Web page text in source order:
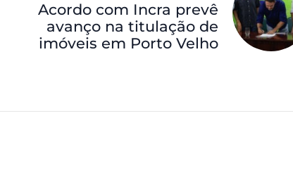
Acordo com Incra prevê
avanço na titulação de
imóveis em Porto Velho